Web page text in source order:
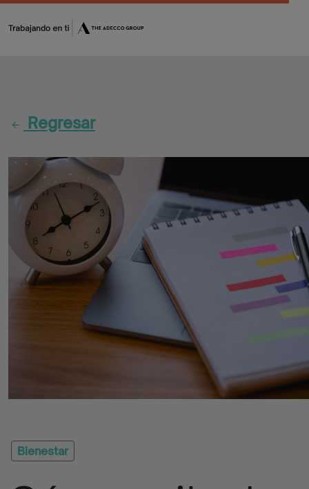
Encuentra
oportunidad
Flash
Jobs
Maker
Iniciativa
Regresar
Bienestar